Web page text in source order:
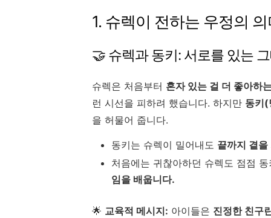
1. 슈렉이 전하는 우정의
🤝 슈렉과 동키: 서로를 있는
슈렉은 처음부터 혼자 있는 걸 더 좋아하
런 시선을 피하려 했습니다. 하지만 동키
을 허물어 줍니다.
동키는 슈렉이 밀어내도 끝까지 곁
처음에는 귀찮아하던 슈렉도 점점
임을 배웁니다.
🌟 교육적 메시지: 아이들은 진정한 친구